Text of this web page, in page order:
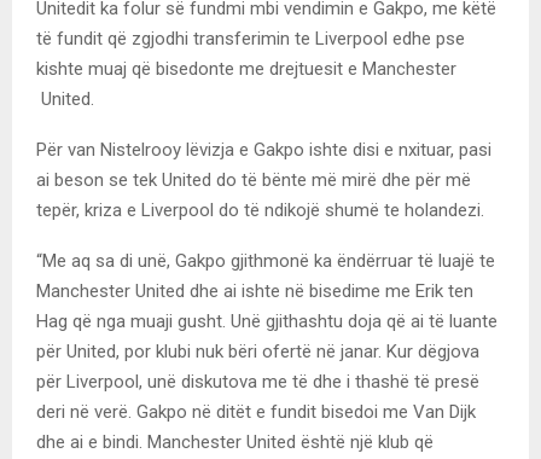
Unitedit ka folur së fundmi mbi vendimin e Gakpo, me këtë
të fundit që zgjodhi transferimin te Liverpool edhe pse
kishte muaj që bisedonte me drejtuesit e Manchester
United.
Për van Nistelrooy lëvizja e Gakpo ishte disi e nxituar, pasi
ai beson se tek United do të bënte më mirë dhe për më
tepër, kriza e Liverpool do të ndikojë shumë te holandezi.
“Me aq sa di unë, Gakpo gjithmonë ka ëndërruar të luajë te
Manchester United dhe ai ishte në bisedime me Erik ten
Hag që nga muaji gusht. Unë gjithashtu doja që ai të luante
për United, por klubi nuk bëri ofertë në janar. Kur dëgjova
për Liverpool, unë diskutova me të dhe i thashë të presë
deri në verë. Gakpo në ditët e fundit bisedoi me Van Dijk
dhe ai e bindi. Manchester United është një klub që